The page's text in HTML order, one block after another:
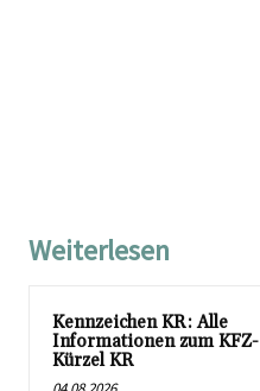
Weiterlesen
Kennzeichen KR: Alle
Informationen zum KFZ-
Kürzel KR